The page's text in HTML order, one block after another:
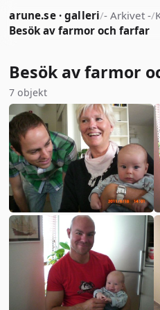
arune.se · galleri/- Arkivet -/
Besök av farmor och farfar
Besök av farmor
7 objekt